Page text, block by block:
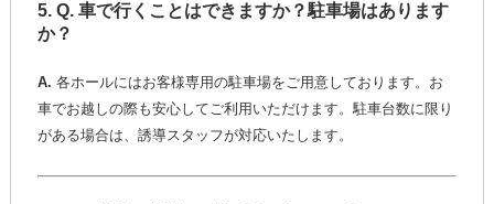
5. Q. 車で行くことはできますか？駐車場はあります
か？
A. 各ホールにはお客様専用の駐車場をご用意しております。お
車でお越しの際も安心してご利用いただけます。駐車台数に限り
がある場合は、誘導スタッフが対応いたします。